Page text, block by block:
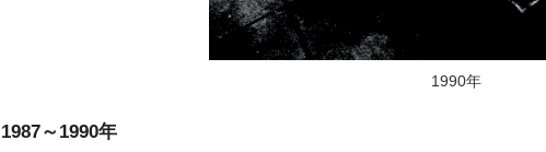
1990年
1987～1990年